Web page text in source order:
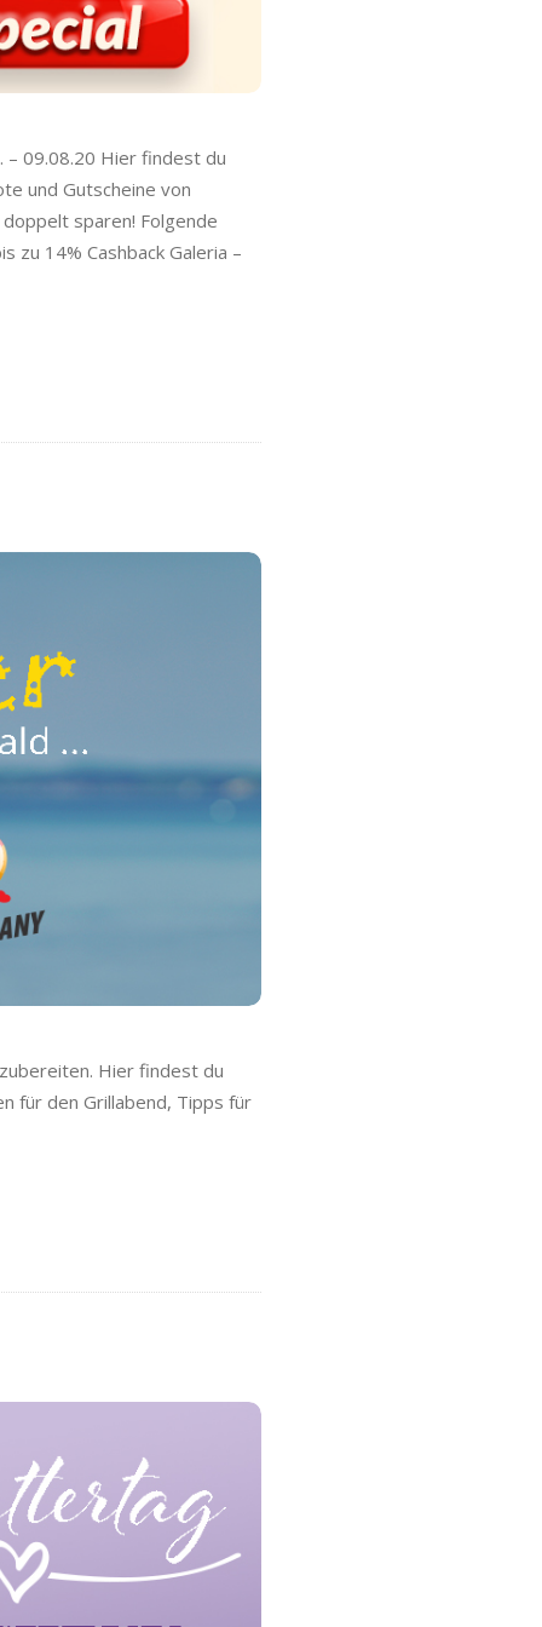
– 09.08.20 Hier findest du
und Gutscheine von
sparen! Folgende
zu 14% Cashback Galeria –
Hier findest du
für den Grillabend, Tipps für